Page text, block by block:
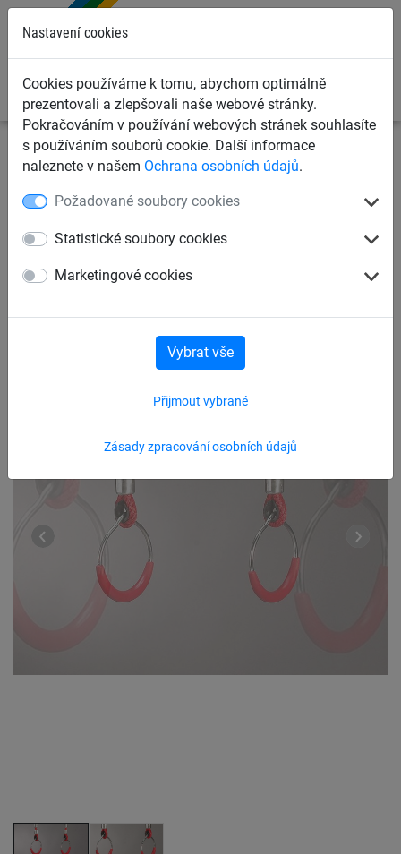
Nastavení cookies
Cookies používáme k tomu, abychom optimálně
prezentovali a zlepšovali naše webové stránky.
Pokračováním v používání webových stránek souhlasíte
s používáním souborů cookie. Další informace
naleznete v našem Ochrana osobních údajů.
Požadované soubory cookies
Statistické soubory cookies
Marketingové cookies
Zásady zpracování osobních údajů
Přijmout vybrané
Vybrat vše
Dětská lanová hřiště
Šplhací sítě, žebříky, lana
Římský kruh, bez lana